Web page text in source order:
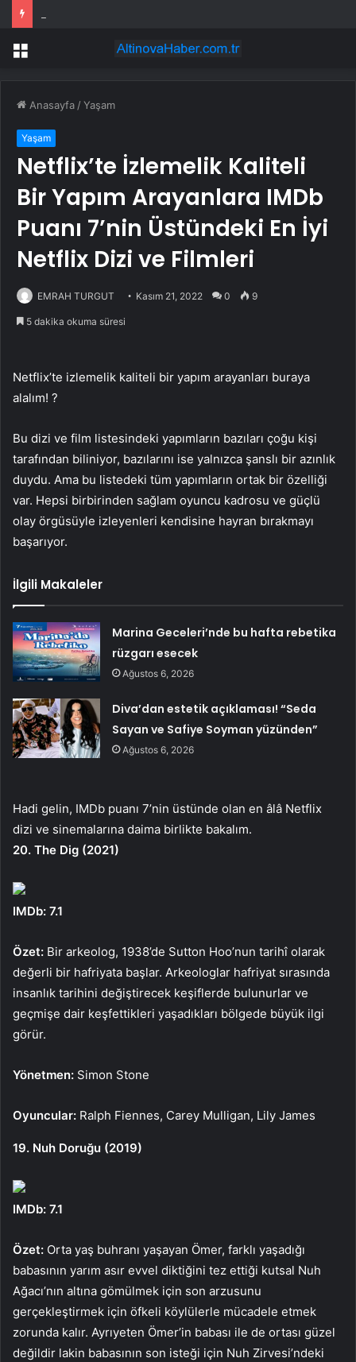
Menü
Anasayfa /Yaşam
Yaşam
Netflix’te İzlemelik Kaliteli
Bir Yapım Arayanlara IMDb
Puanı 7’nin Üstündeki En İyi
Netflix Dizi ve Filmleri
EMRAH TURGUT Kasım 21, 2022 0 9
5 dakika okuma süresi
Netflix’te izlemelik kaliteli bir yapım arayanları buraya
alalım! ?
Bu dizi ve film listesindeki yapımların bazıları çoğu kişi
tarafından biliniyor, bazılarını ise yalnızca şanslı bir azınlık
duydu. Ama bu listedeki tüm yapımların ortak bir özelliği
var. Hepsi birbirinden sağlam oyuncu kadrosu ve güçlü
olay örgüsüyle izleyenleri kendisine hayran bırakmayı
başarıyor.
İlgili Makaleler
Marina Geceleri’nde bu hafta rebetika
rüzgarı esecek
Ağustos 6, 2026
Diva’dan estetik açıklaması! “Seda
Sayan ve Safiye Soyman yüzünden”
Ağustos 6, 2026
Hadi gelin, IMDb puanı 7’nin üstünde olan en âlâ Netflix
dizi ve sinemalarına daima birlikte bakalım.
20. The Dig (2021)
IMDb: 7.1
Özet: Bir arkeolog, 1938’de Sutton Hoo’nun tarihî olarak
değerli bir hafriyata başlar. Arkeologlar hafriyat sırasında
insanlık tarihini değiştirecek keşiflerde bulunurlar ve
geçmişe dair keşfettikleri yaşadıkları bölgede büyük ilgi
görür.
Yönetmen: Simon Stone
Oyuncular: Ralph Fiennes, Carey Mulligan, Lily James
19. Nuh Doruğu (2019)
IMDb: 7.1
Özet: Orta yaş buhranı yaşayan Ömer, farklı yaşadığı
babasının yarım asır evvel diktiğini tez ettiği kutsal Nuh
Ağacı’nın altına gömülmek için son arzusunu
gerçekleştirmek için öfkeli köylülerle mücadele etmek
zorunda kalır. Ayrıyeten Ömer’in babası ile de ortası güzel
değildir lakin babasının son isteği için Nuh Zirvesi’ndeki